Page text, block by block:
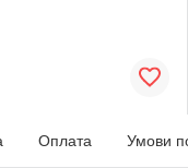
Оплата Умови